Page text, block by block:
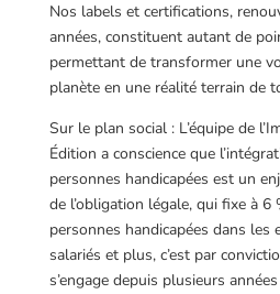
Nos labels et certifications,
années, constituent autant de
permettant de transformer une
planète en une réalité terrain de
Sur le plan social : L’équipe de
Édition a conscience que
personnes handicapées est un
de l’obligation légale, qui fixe à 6
personnes handicapées dans les
salariés et plus, c’est par
s’engage depuis plusieurs